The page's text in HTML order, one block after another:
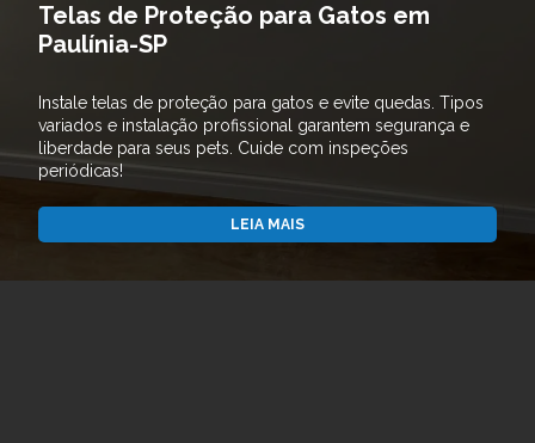
Telas de Proteção para Gatos em
Paulínia-SP
Instale telas de proteção para gatos e evite quedas. Tipos
variados e instalação profissional garantem segurança e
liberdade para seus pets. Cuide com inspeções
periódicas!
LEIA MAIS